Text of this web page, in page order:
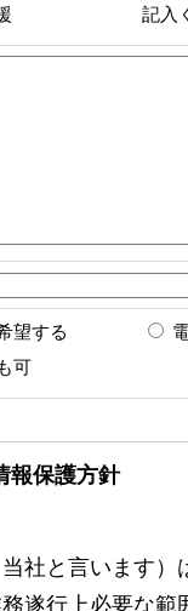
記入
望する
可
報保護方針
社と言います）
遂行上必要な範